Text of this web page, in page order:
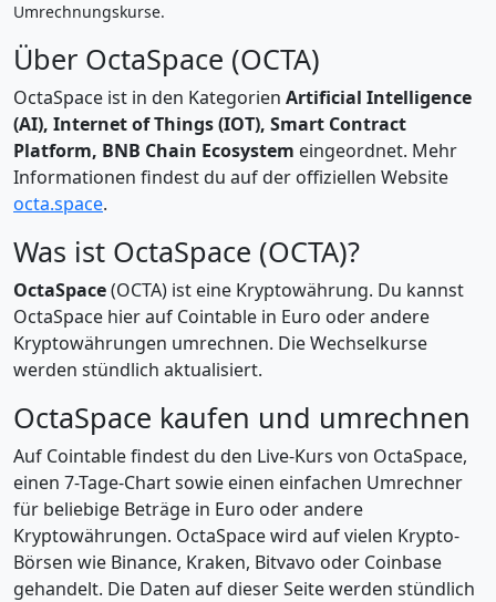
Umrechnungskurse.
Über OctaSpace (OCTA)
OctaSpace ist in den Kategorien Artificial Intelligence
(AI), Internet of Things (IOT), Smart Contract
Platform, BNB Chain Ecosystem eingeordnet. Mehr
Informationen findest du auf der offiziellen Website
octa.space.
Was ist OctaSpace (OCTA)?
OctaSpace(OCTA) ist eine Kryptowährung. Du kannst
OctaSpace hier auf Cointable in Euro oder andere
Kryptowährungen umrechnen. Die Wechselkurse
werden stündlich aktualisiert.
OctaSpace kaufen und umrechnen
Auf Cointable findest du den Live-Kurs von OctaSpace,
einen 7-Tage-Chart sowie einen einfachen Umrechner
für beliebige Beträge in Euro oder andere
Kryptowährungen. OctaSpace wird auf vielen Krypto-
Börsen wie Binance, Kraken, Bitvavo oder Coinbase
gehandelt. Die Daten auf dieser Seite werden stündlich